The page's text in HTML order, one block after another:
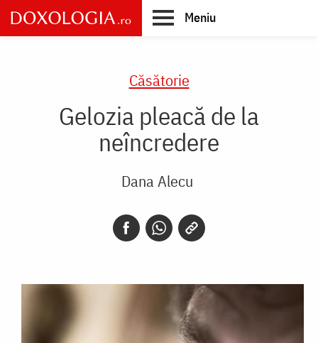
Skip
to
main
Meniu
Căsătorie
Gelozia pleacă de la
neîncredere
Dana Alecu